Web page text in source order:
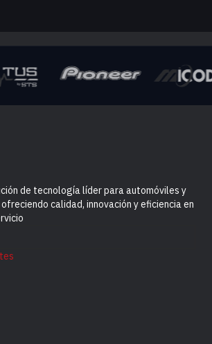
de tecnología líder para automóviles y
calidad, innovación y eficiencia en